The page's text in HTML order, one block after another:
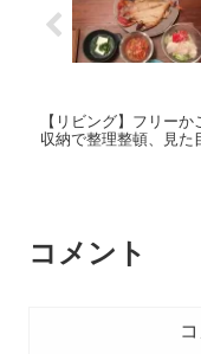
【リビング】フリー
収納で整理整頓、見た
コメント